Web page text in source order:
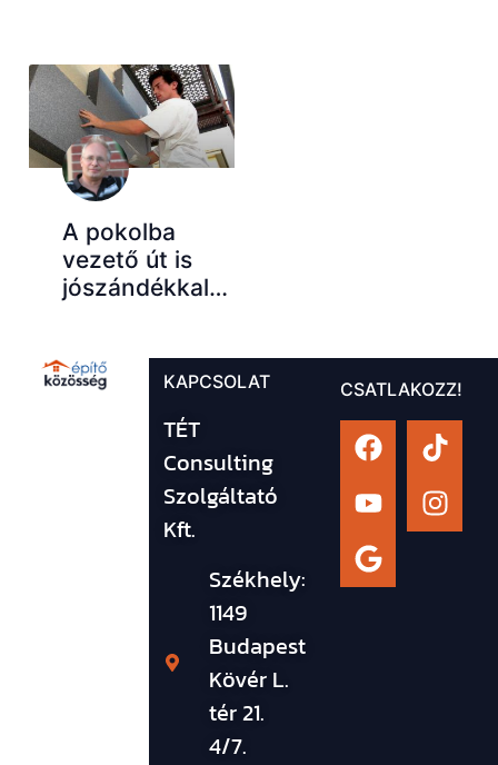
A pokolba
vezető út is
jószándékkal…
KAPCSOLAT
TÉT
Consulting
Szolgáltató
Kft.
Székhely:
1149
Budapest
Kövér L.
tér 21.
4/7.
CSATLAKOZZ!